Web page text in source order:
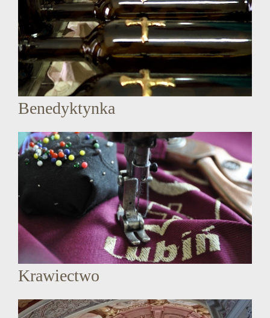
Benedyktynka
Krawiectwo